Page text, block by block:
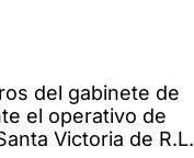
del gabinete de
el operativo de
Victoria de R.L.